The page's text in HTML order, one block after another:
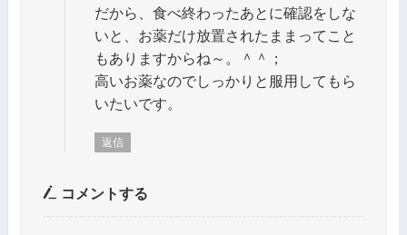
だから、食べ終わったあとに確認をしな
いと、お薬だけ放置されたままってこと
もありますからね～。＾＾；
高いお薬なのでしっかりと服用してもら
いたいです。
返信
コメントする